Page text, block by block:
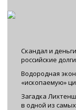
Скандал и
российские долги
Водородная
«ископаемую»
Загадка
в одной из